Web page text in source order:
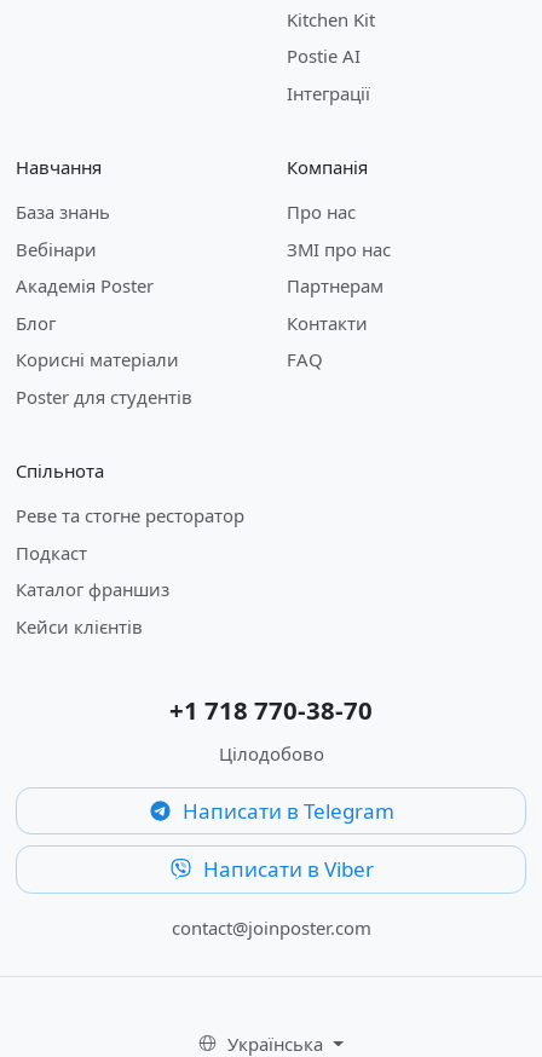
Kitchen Kit
Postie AI
Інтеграції
Навчання
База знань
Вебінари
Академія Poster
Блог
Корисні матеріали
Poster для студентів
Компанія
Про нас
ЗМІ про нас
Партнерам
Контакти
FAQ
Спільнота
Реве та стогне ресторатор
Подкаст
Каталог франшиз
Кейси клієнтів
+1 718 770-38-70
Цілодобово
Написати в Telegram
Написати в Viber
contact@joinposter.com
Українська